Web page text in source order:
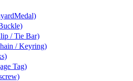
/ Tie Bar)
/ Keyring)
Tag)